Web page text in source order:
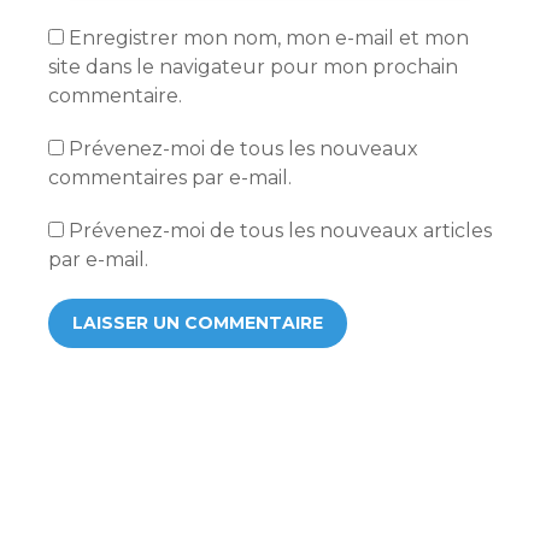
Enregistrer mon nom, mon e-mail et mon
site dans le navigateur pour mon prochain
commentaire.
Prévenez-moi de tous les nouveaux
commentaires par e-mail.
Prévenez-moi de tous les nouveaux articles
par e-mail.